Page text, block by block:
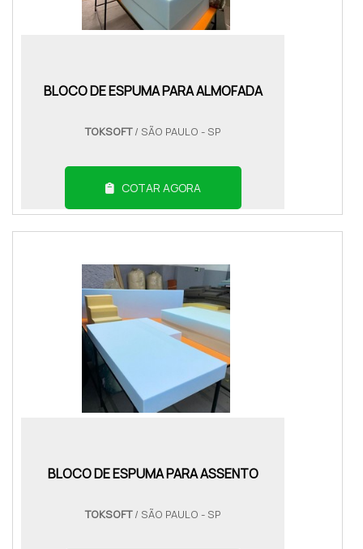
BLOCO DE ESPUMA PARA ALMOFADA
TOKSOFT/ SÃO PAULO - SP
COTAR AGORA
BLOCO DE ESPUMA PARA ASSENTO
TOKSOFT/ SÃO PAULO - SP